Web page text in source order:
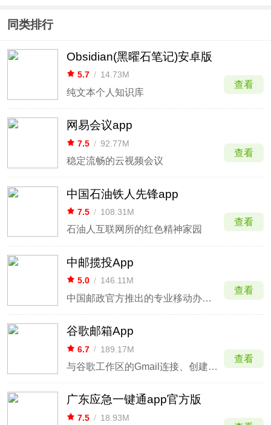
同类排行
Obsidian(黑曜石笔记)安卓版
5.7 / 14.73M
纯文本个人知识库
查看
网易会议app
7.5 / 92.77M
稳定流畅的云视频会议
查看
中国石油铁人先锋app
7.5 / 108.31M
石油人互联网所的红色精神家园
查看
中邮揽投App
5.0 / 146.11M
中国邮政官方推出的专业移动办公应用
查看
谷歌邮箱App
6.7 / 189.17M
与谷歌工作区的Gmail连接、创建和协作。
查看
广东应急一键通app官方版
7.5 / 18.93M